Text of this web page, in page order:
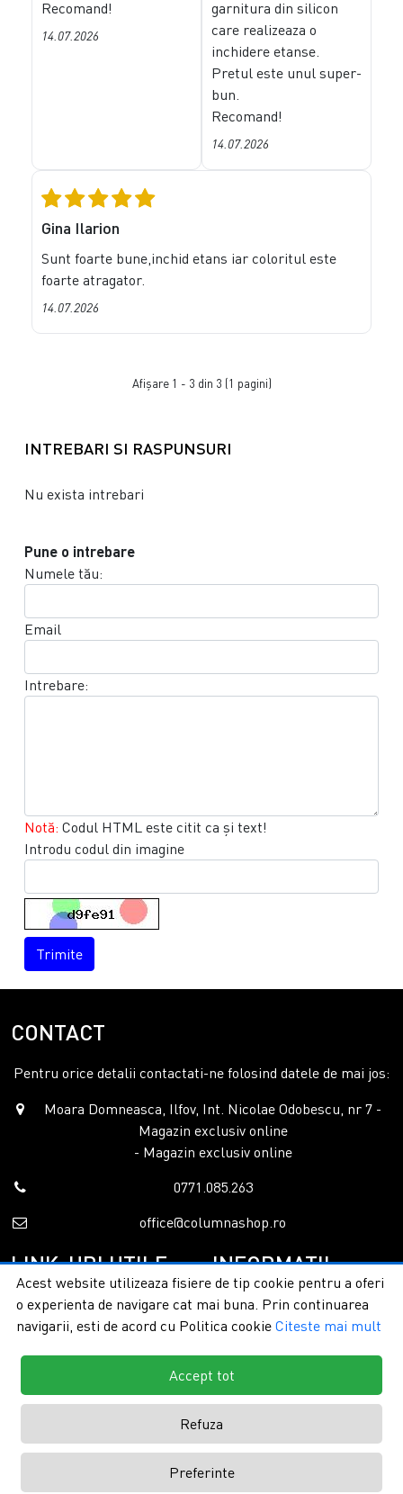
Recomand!
14.07.2026
garnitura din silicon
care realizeaza o
inchidere etanse.
Pretul este unul super-
bun.
Recomand!
14.07.2026
Gina Ilarion
Sunt foarte bune,inchid etans iar coloritul este
foarte atragator.
14.07.2026
Afişare 1 - 3 din 3 (1 pagini)
INTREBARI SI RASPUNSURI
Nu exista intrebari
Pune o intrebare
Numele tău:
Email
Intrebare:
Notă: Codul HTML este citit ca şi text!
Introdu codul din imagine
Trimite
CONTACT
Pentru orice detalii contactati-ne folosind datele de mai jos:
Moara Domneasca, Ilfov, Int. Nicolae Odobescu, nr 7 -
Magazin exclusiv online
- Magazin exclusiv online
0771.085.263
office@columnashop.ro
LINK-URI UTILE
Acasa
Despre noi
Formular retur
INFORMATII
Garantie si service
Detalii livrare
Termeni si conditii
Copyright © 2026 - ColumnaShop |
magazine online by ITeXclusiv.ro
Acest website utilizeaza fisiere de tip cookie pentru a oferi
o experienta de navigare cat mai buna. Prin continuarea
navigarii, esti de acord cu Politica cookie Citeste mai mult
Accept tot
Refuza
Preferinte